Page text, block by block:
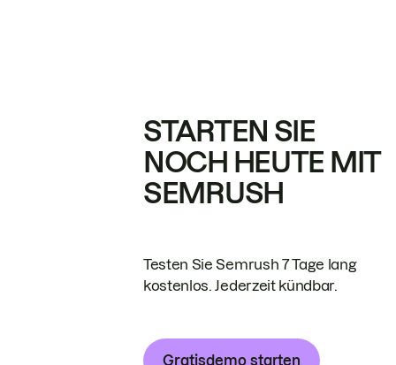
STARTEN SIE
NOCH HEUTE MIT
SEMRUSH
Testen Sie Semrush 7 Tage lang
kostenlos. Jederzeit kündbar.
Gratisdemo starten